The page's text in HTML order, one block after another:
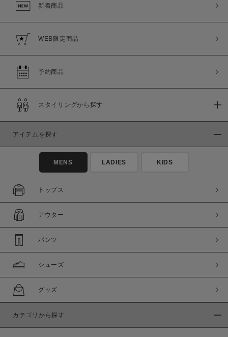
新着商品
WEB限定商品
予約商品
スタイリングから探す
アイテムを探す
MENS LADIES KIDS
トップス
アウター
パンツ
シューズ
グッズ
カテゴリから探す